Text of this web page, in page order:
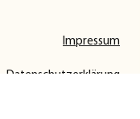
Impressum
Datenschutzerklärung